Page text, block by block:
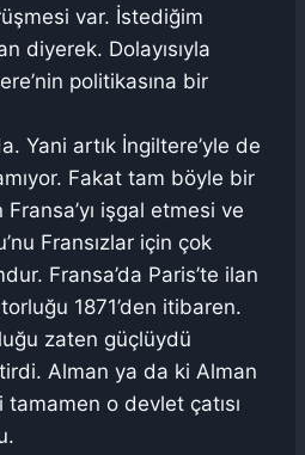
var. İstediğim
diyerek. Dolayısıyla
politikasına bir
Yani artık İngiltere’yle de
Fakat tam böyle bir
Fransa’yı işgal etmesi ve
Fransızlar için çok
Fransa’da Paris’te ilan
1871’den itibaren.
zaten güçlüydü
Alman ya da ki Alman
o devlet çatısı